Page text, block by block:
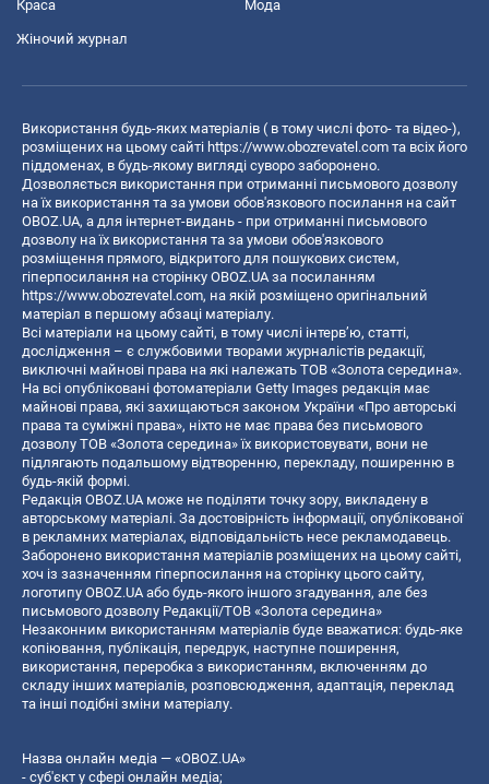
Краса Мода
Жіночий журнал
Використання будь-яких матеріалів ( в тому числі фото- та відео-),
розміщених на цьому сайті https://www.obozrevatel.com та всіх його
піддоменах, в будь-якому вигляді суворо заборонено.
Дозволяється використання при отриманні письмового дозволу
на їх використання та за умови обов'язкового посилання на сайт
OBOZ.UA, а для інтернет-видань - при отриманні письмового
дозволу на їх використання та за умови обов'язкового
розміщення прямого, відкритого для пошукових систем,
гіперпосилання на сторінку OBOZ.UA за посиланням
https://www.obozrevatel.com, на якій розміщено оригінальний
матеріал в першому абзаці матеріалу.
Всі матеріали на цьому сайті, в тому числі інтерв’ю, статті,
дослідження – є службовими творами журналістів редакції,
виключні майнові права на які належать ТОВ «Золота середина».
На всі опубліковані фотоматеріали Getty Images редакція має
майнові права, які захищаються законом України «Про авторські
права та суміжні права», ніхто не має права без письмового
дозволу ТОВ «Золота середина» їх використовувати, вони не
підлягають подальшому відтворенню, перекладу, поширенню в
будь-якій формі.
Редакція OBOZ.UA може не поділяти точку зору, викладену в
авторському матеріалі. За достовірність інформації, опублікованої
в рекламних матеріалах, відповідальність несе рекламодавець.
Заборонено використання матеріалів розміщених на цьому сайті,
хоч із зазначенням гіперпосилання на сторінку цього сайту,
логотипу OBOZ.UA або будь-якого іншого згадування, але без
письмового дозволу Редакції/ТОВ «Золота середина»
Незаконним використанням матеріалів буде вважатися: будь-яке
копiювання, публiкацiя, передрук, наступне поширення,
використання, переробка з використанням, включенням до
складу інших матеріалів, розповсюдження, адаптація, переклад
та інші подібні зміни матеріалу.
Назва онлайн медіа — «OBOZ.UA»
- суб'єкт у сфері онлайн медіа;